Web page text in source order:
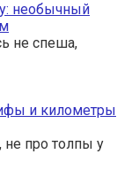
необычный
не спеша,
и километры
не про толпы у